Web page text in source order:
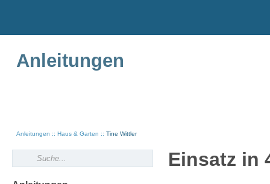
Anleitungen
Anleitungen Haus & Garten Tine Wittler
Einsatz in